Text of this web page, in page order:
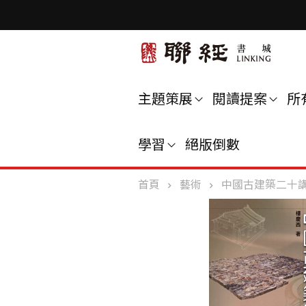
主題策展 閱讀提案 所
學習 絕版倒數
首頁 藝術 中國古建築二十